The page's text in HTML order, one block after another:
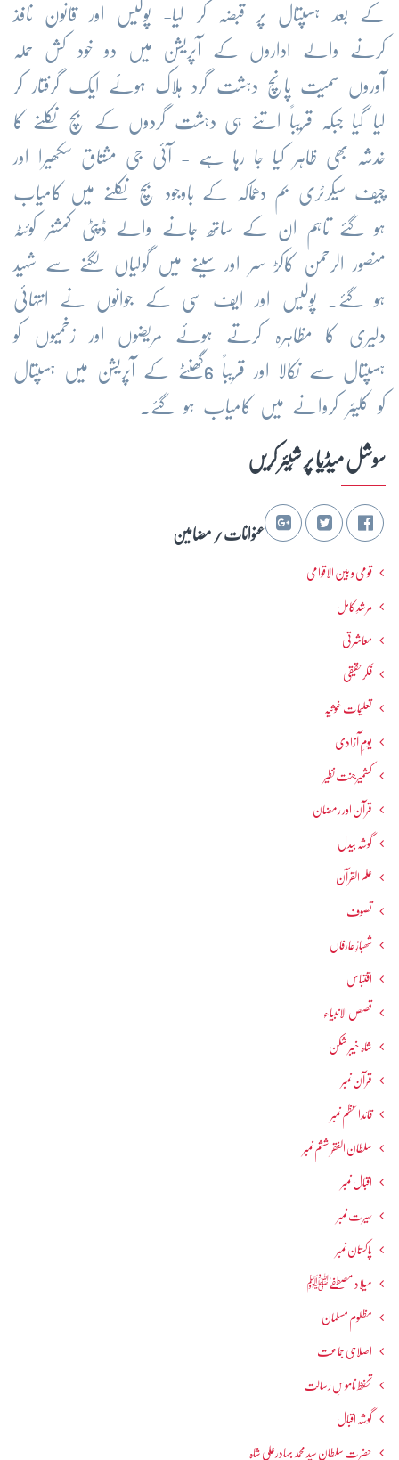
کے بعد ہسپتال پر قبضہ کر لیا- پولیس اور قانون نافذ
کرنے والے اداروں کے آپریشن میں دو خود کش حملہ
آوروں سمیت پانچ دہشت گرد ہلاک ہوئے ایک گرفتار کر
لیا گیا جبکہ قریباً اتنے ہی دہشت گردوں کے بچ نکلنے کا
خدشہ بھی ظاہر کیا جا رہا ہے - آئی جی مشتاق سکھیرا اور
چیف سیکرٹری بم دھماکہ کے باوجود بچ نکلنے میں کامیاب
ہو گئے تاہم ان کے ساتھ جانے والے ڈپٹی کمشنر کوئٹہ
منصور الرحمن کاکڑ سر اور سینے میں گولیاں لگنے سے شہید
ہو گئے۔ پولیس اور ایف سی کے جوانوں نے انتہائی
دلیری کا مظاہرہ کرتے ہوئے مریضوں اور زخمیوں کو
ہسپتال سے نکالا اور قریباً 6گھنٹے کے آپریشن میں ہسپتال
کو کلیئر کروانے میں کامیاب ہو گئے۔
سوشل میڈیا پر شِیئر کریں
عنوانات / مضامین
قومی و بین الاقوامی
مرشدِ کامل
معاشرتی
فکرحقیقی
تعلیمات غوثیہ
یومِ آزادی
کشمیرجنت نظیر
قرآن اور رمضان
گوشہ بیدل
علم القرآن
تصوف
شھبازِ عارفاں
اقتباس
قصص الانبیاء
شاہ خیبر شکن
قرآن نمبر
قائداعظم نمبر
سلطان الفقر ششم نمبر
اقبال نمبر
سیرت نمبر
پاکستان نمبر
میلاد مصطفےٰﷺ
مظلوم مسلمان
اصلاحی جماعت
تحفظ ناموسِ رسالت
گوشہ اقبال
حضرت سلطان سید محمد بہادرعلی شاہ